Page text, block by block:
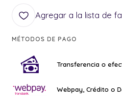
Agregar a la lista de
MÉTODOS DE PAGO
Transferencia o
Webpay, Crédito o